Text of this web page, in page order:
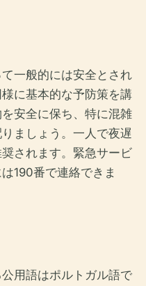
一般的には安全とされ
に基本的な予防策を講
安全に保ち、特に混雑
ましょう。一人で夜遅
されます。緊急サービ
190番で連絡できま
用語はポルトガル語で